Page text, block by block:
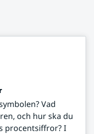
Vad
och hur ska du
procentsiffror? I